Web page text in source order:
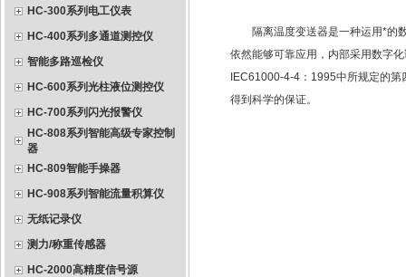
HC-300系列电工仪表
HC-400系列多通道测控仪
智能多路巡检仪
HC-600系列光柱液位测控仪
HC-700系列闪光报警仪
HC-808系列智能高级专家控制
器
HC-809智能手操器
HC-908系列智能流量积算仪
无纸记录仪
测力/称重传感器
HC-2000高精度信号源
隔离温度变送器是一种运用*的数
依然能够可靠应用，内部采用数字
IEC61000-4-4：1995中所规定的
得到科学的保证。